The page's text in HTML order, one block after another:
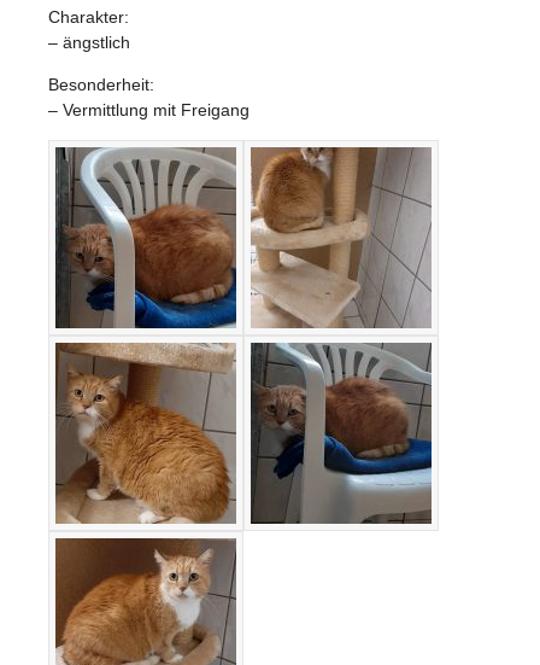
Charakter:
– ängstlich
Besonderheit:
– Vermittlung mit Freigang